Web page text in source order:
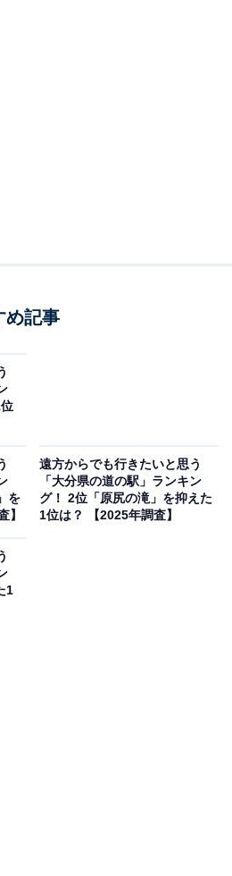
産品が人気です。噴火の状況
ー乗り場にも近く、観光客の
活用されています。
／東京都）、「新鮮な特産品
は、桜島フェリーターミナルか
分に味わえる場所だからで
、自然の迫力と食の魅力を一
」（60代男性／埼玉県）とい
め記事
を
】
遠方からでも行きたいと思う
「大分県の道の駅」ランキン
グ！ 2位「原尻の滝」を抑えた
1位は？ 【2025年調査】
1